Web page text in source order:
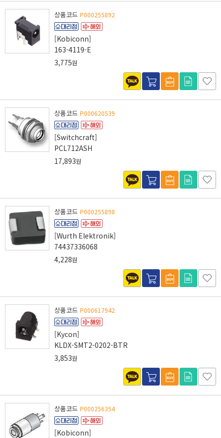
상품코드 P000255892
[Kobiconn]
163-4119-E
3,775원
상품코드 P000620539
[Switchcraft]
PCL712ASH
17,893원
상품코드 P000255898
[Wurth Elektronik]
74437336068
4,228원
상품코드 P000617942
[Kycon]
KLDX-SMT2-0202-BTR
3,853원
상품코드 P000256354
[Kobiconn]